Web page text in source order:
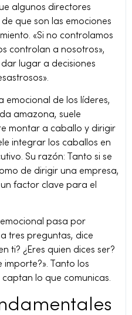
algunos directores
que son las emociones
«Si no controlamos
controlan a nosotros»,
lugar a decisiones
emocional de los líderes,
amazona, suele
montar a caballo y dirigir
integrar los caballos en
Su razón: Tanto si se
de dirigir una empresa,
factor clave para el
pasa por
tres preguntas, dice
ti? ¿Eres quien dices ser?
importe?». Tanto los
lo que comunicas.